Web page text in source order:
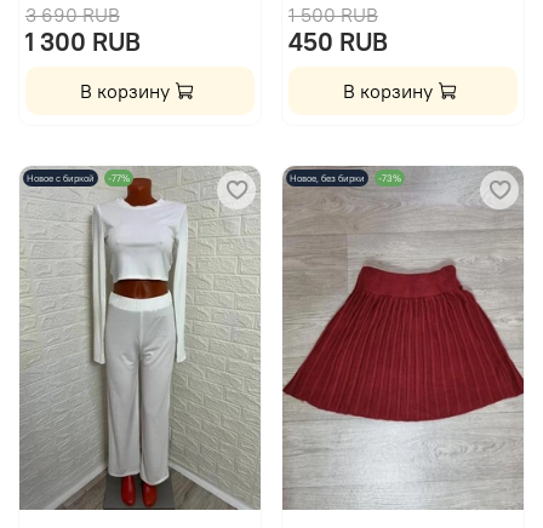
3 690 RUB
1 300 RUB
В корзину
1 500 RUB
450 RUB
В корзину
Новое с биркой -77% Новое, без бирки -73%